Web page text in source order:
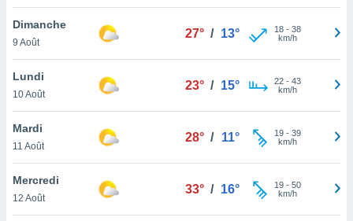
ou
le
ainsi
un
la
du
Dimanche
9 Août
27° / 13° 18- 38
km/h
Lundi
10 Août
23° / 15° 22- 43
km/h
Mardi
11 Août
28° / 11° 19- 39
km/h
Mercredi
12 Août
33° / 16° 19- 50
km/h